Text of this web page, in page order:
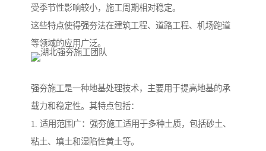
受季节性影响较小，施工周期相对稳定。
这些特点使得强夯法在建筑工程、道路工程、机场跑道
等领域的应用广泛。
强夯施工是一种地基处理技术，主要用于提高地基的承
载力和稳定性。其特点包括：
1. 适用范围广：强夯施工适用于多种土质，包括砂土、
粘土、填土和湿陷性黄土等。